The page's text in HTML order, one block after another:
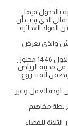
بالدخول فيها.
الذي يجب أن
الغذائية
والذي يعرض
مدينة الرياض
المملكة العربية السعودية 2030، ويتضمن المشروع
الى لوحة العمل وغير
مفاهيم
الثلاثة للفضاء